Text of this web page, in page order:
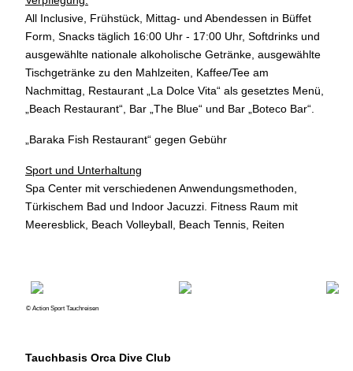
All Inclusive, Frühstück, Mittag- und Abendessen in Büffet
Form, Snacks täglich 16:00 Uhr - 17:00 Uhr, Softdrinks und
ausgewählte nationale alkoholische Getränke, ausgewählte
Tischgetränke zu den Mahlzeiten, Kaffee/Tee am
Nachmittag, Restaurant „La Dolce Vita“ als gesetztes Menü,
„Beach Restaurant“, Bar „The Blue“ und Bar „Boteco Bar“.
„Baraka Fish Restaurant“ gegen Gebühr
Sport und Unterhaltung
Spa Center mit verschiedenen Anwendungsmethoden,
Türkischem Bad und Indoor Jacuzzi. Fitness Raum mit
Meeresblick, Beach Volleyball, Beach Tennis, Reiten
© Action Sport Tauchreisen
Tauchbasis Orca Dive Club